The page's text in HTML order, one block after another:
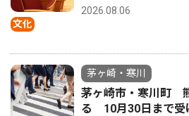
文化
2026.08.06
茅ヶ崎・寒川
茅ヶ崎市・寒川町
る 10月30日まで受